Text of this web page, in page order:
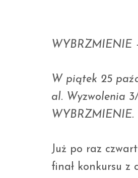
WYBRZMIENIE
W piątek 25
al. Wyzwolenia
WYBRZMIENIE.
Już po raz
finał konkursu z